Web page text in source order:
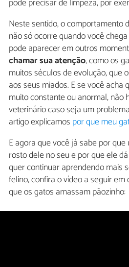
pode precisar de limpeza, por
Neste sentido, o comportamento
não só ocorre quando você
pode aparecer em outros
chamar sua atenção, como os
muitos séculos de evolução, que
aos seus miados. E se você acha
muito constante ou anormal, não
veterinário caso seja um
artigo explicamos por que meu
E agora que você já sabe por
rosto dele no seu e por que ele
quer continuar aprendendo mais
felino, confira o vídeo a seguir
que os gatos amassam pãozinho: